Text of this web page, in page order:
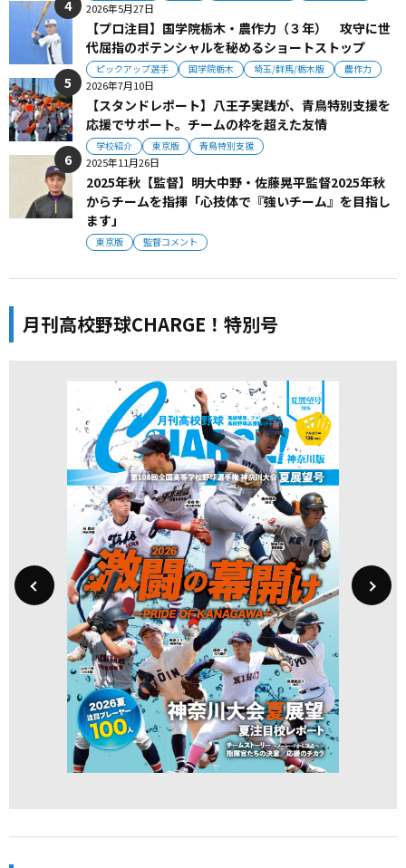
2026年5月27日
【プロ注目】国学院栃木・農作力（３年） 攻守に世
代屈指のポテンシャルを秘めるショートストップ
ピックアップ選手 国学院栃木 埼玉/群馬/栃木版 農作力
2026年7月10日
【スタンドレポート】八王子実践が、青鳥特別支援を
応援でサポート。チームの枠を超えた友情
学校紹介 東京版 青鳥特別支援
2025年11月26日
2025年秋【監督】明大中野・佐藤晃平監督2025年秋
からチームを指揮「心技体で『強いチーム』を目指し
ます」
東京版 監督コメント
月刊高校野球CHARGE！特別号